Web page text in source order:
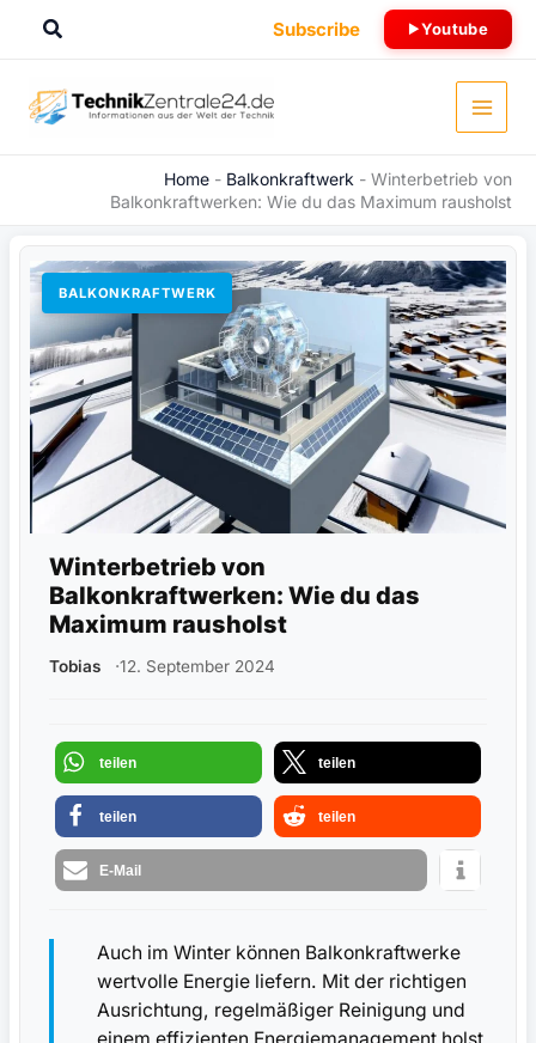
Suchen Subscribe Youtube
Home - Balkonkraftwerk - Winterbetrieb von
Balkonkraftwerken: Wie du das Maximum rausholst
BALKONKRAFTWERK
Winterbetrieb von
Balkonkraftwerken: Wie du das
Maximum rausholst
Tobias 12. September 2024
teilen teilen
teilen teilen
E-Mail
Auch im Winter können Balkonkraftwerke
wertvolle Energie liefern. Mit der richtigen
Ausrichtung, regelmäßiger Reinigung und